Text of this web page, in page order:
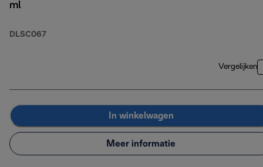
ml
DLSC067
Vergelijken
In winkelwagen
Meer informatie